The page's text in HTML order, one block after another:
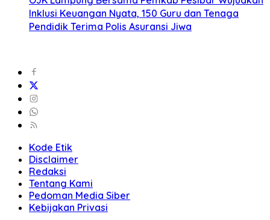
Inklusi Keuangan Nyata, 150 Guru dan Tenaga
Pendidik Terima Polis Asuransi Jiwa
Kode Etik
Disclaimer
Redaksi
Tentang Kami
Pedoman Media Siber
Kebijakan Privasi